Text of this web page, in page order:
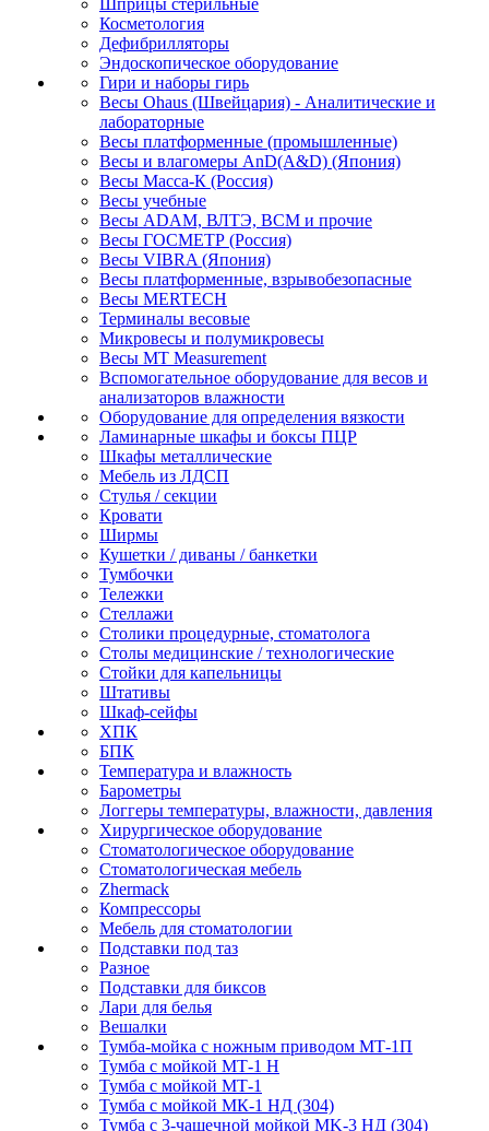
Шприцы стерильные
Косметология
Дефибрилляторы
Эндоскопическое оборудование
Гири и наборы гирь
Весы Ohaus (Швейцария) - Аналитические и
лабораторные
Весы платформенные (промышленные)
Весы и влагомеры AnD(A&D) (Япония)
Весы Масса-К (Россия)
Весы учебные
Весы ADAM, ВЛТЭ, BCM и прочие
Весы ГОСМЕТР (Россия)
Весы VIBRA (Япония)
Весы платформенные, взрывобезопасные
Весы MERTECH
Терминалы весовые
Микровесы и полумикровесы
Весы MT Measurement
Вспомогательное оборудование для весов и
анализаторов влажности
Оборудование для определения вязкости
Ламинарные шкафы и боксы ПЦР
Шкафы металлические
Мебель из ЛДСП
Стулья / секции
Кровати
Ширмы
Кушетки / диваны / банкетки
Тумбочки
Тележки
Стеллажи
Столики процедурные, стоматолога
Столы медицинские / технологические
Стойки для капельницы
Штативы
Шкаф-сейфы
ХПК
БПК
Температура и влажность
Барометры
Логгеры температуры, влажности, давления
Хирургическое оборудование
Стоматологическое оборудование
Стоматологическая мебель
Zhermack
Компрессоры
Мебель для стоматологии
Подставки под таз
Разное
Подставки для биксов
Лари для белья
Вешалки
Тумба-мойка с ножным приводом МТ-1П
Тумба с мойкой МТ-1 Н
Тумба с мойкой МТ-1
Тумба с мойкой МК-1 НД (304)
Тумба с 3-чашечной мойкой МK-3 НД (304)